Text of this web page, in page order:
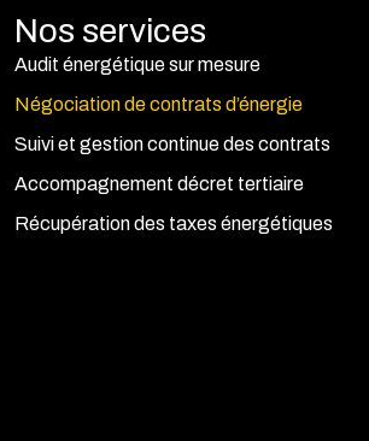
Nos services
Audit énergétique sur mesure
Négociation de contrats d’énergie
Suivi et gestion continue des contrats
Accompagnement décret tertiaire
Récupération des taxes énergétiques